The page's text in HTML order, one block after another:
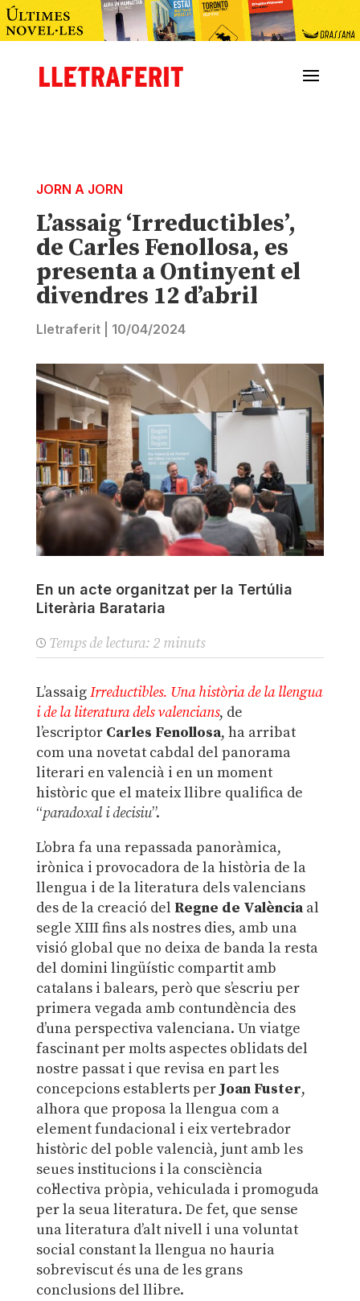
JORN A JORN
L’assaig ‘Irreductibles’,
de Carles Fenollosa, es
presenta a Ontinyent el
divendres 12 d’abril
Lletraferit| 10/04/2024
En un acte organitzat per la Tertúlia
Literària Barataria
Temps de lectura: 2 minuts
L’assaigIrreductibles. Una història de la llengua
i de la literatura dels valencians, de
l’escriptor Carles Fenollosa, ha arribat
com una novetat cabdal del panorama
literari en valencià i en un moment
històric que el mateix llibre qualifica de
“paradoxal i decisiu”.
L’obra fa una repassada panoràmica,
irònica i provocadora de la història de la
llengua i de la literatura dels valencians
des de la creació del Regne de Valènciaal
segle XIII fins als nostres dies, amb una
visió global que no deixa de banda la resta
del domini lingüístic compartit amb
catalans i balears, però que s’escriu per
primera vegada amb contundència des
d’una perspectiva valenciana. Un viatge
fascinant per molts aspectes oblidats del
nostre passat i que revisa en part les
concepcions establerts per Joan Fuster,
alhora que proposa la llengua com a
element fundacional i eix vertebrador
històric del poble valencià, junt amb les
seues institucions i la consciència
col·lectiva pròpia, vehiculada i promoguda
per la seua literatura. De fet, que sense
una literatura d’alt nivell i una voluntat
social constant la llengua no hauria
sobreviscut és una de les grans
conclusions del llibre.